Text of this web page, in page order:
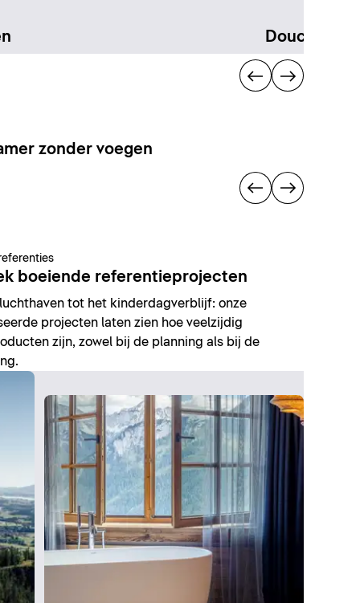
Douchen
zonder voegen
boeiende referentieprojecten
tot het kinderdagverblijf: onze
projecten laten zien hoe veelzijdig
zijn, zowel bij de planning als bij de